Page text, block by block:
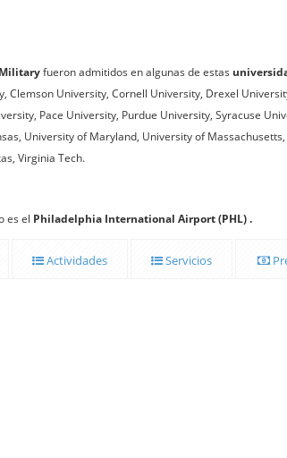
fueron admitidos en algunas de estas
Clemson University, Cornell University, Drexel
Pace University, Purdue University, Syracuse
University of Maryland, University of
Virginia Tech.
es el Philadelphia International Airport (PHL) .
Actividades Servicios